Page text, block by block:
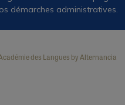
démarches administratives.
des Langues by Alternancia